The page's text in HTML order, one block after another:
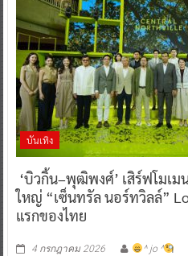
บันเทิง
‘บิวกิ้น–พุฒิพงศ์’ เสิร์ฟโมเ
ใหญ่ “เซ็นทรัล นอร์ทวิลล์”
แรกของไทย
4 กรกฎาคม 2026 ^ jo ^